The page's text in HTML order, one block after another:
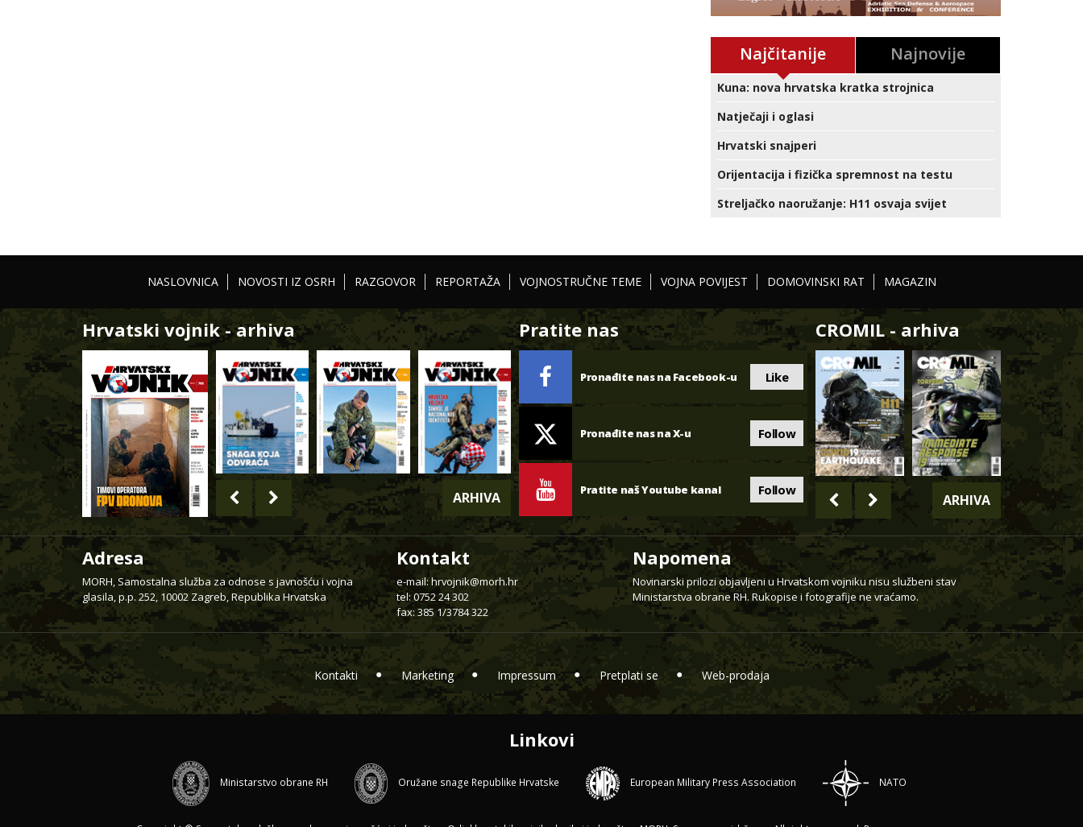
Najčitanije Najnovije
Kuna: nova hrvatska kratka strojnica
Natječaji i oglasi
Hrvatski snajperi
Orijentacija i fizička spremnost na testu
Streljačko naoružanje: H11 osvaja svijet
NASLOVNICA NOVOSTI IZ OSRH RAZGOVOR REPORTAŽA VOJNOSTRUČNE TEME VOJNA POVIJEST DOMOVINSKI RAT MAGAZIN
Hrvatski vojnik - arhiva
ARHIVA
Pratite nas
Pronađite nas na Facebook-u Like
Pronađite nas na X-u Follow
Pratite naš Youtube kanal Follow
CROMIL - arhiva
ARHIVA
Adresa
MORH, Samostalna služba za odnose s javnošću i vojna
glasila, p.p. 252, 10002 Zagreb, Republika Hrvatska
Kontakt
e-mail: hrvojnik@morh.hr
tel: 0752 24 302
fax: 385 1/3784 322
Napomena
Novinarski prilozi objavljeni u Hrvatskom vojniku nisu službeni stav
Ministarstva obrane RH. Rukopise i fotografije ne vraćamo.
Kontakti Marketing Impressum Pretplati se Web-prodaja
Linkovi
Ministarstvo obrane RH Oružane snage Republike Hrvatske European Military Press Association NATO